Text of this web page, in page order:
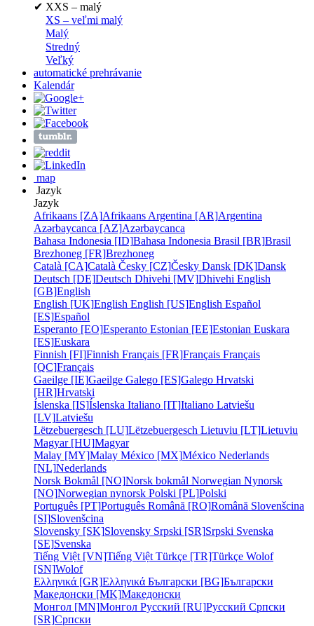
✔ XXS – malý
XS – veľmi malý
Malý
Stredný
Veľký
automatické prehrávanie
Kalendár
map
Jazyk
Jazyk
Afrikaans [ZA]Afrikaans Argentina [AR]Argentina
Azərbaycanca [AZ]Azərbaycanca
Bahasa Indonesia [ID]Bahasa Indonesia Brasil [BR]Brasil
Brezhoneg [FR]Brezhoneg
Català [CA]Català Česky [CZ]Česky Dansk [DK]Dansk
Deutsch [DE]Deutsch Dhivehi [MV]Dhivehi English
[GB]English
English [UK]English English [US]English Español
[ES]Español
Esperanto [EO]Esperanto Estonian [EE]Estonian Euskara
[ES]Euskara
Finnish [FI]Finnish Français [FR]Français Français
[QC]Français
Gaeilge [IE]Gaeilge Galego [ES]Galego Hrvatski
[HR]Hrvatski
Íslenska [IS]Íslenska Italiano [IT]Italiano Latviešu
[LV]Latviešu
Lëtzebuergesch [LU]Lëtzebuergesch Lietuviu [LT]Lietuviu
Magyar [HU]Magyar
Malay [MY]Malay México [MX]México Nederlands
[NL]Nederlands
Norsk Bokmål [NO]Norsk bokmål Norwegian Nynorsk
[NO]Norwegian nynorsk Polski [PL]Polski
Português [PT]Português Română [RO]Română Slovenšcina
[SI]Slovenšcina
Slovensky [SK]Slovensky Srpski [SR]Srpski Svenska
[SE]Svenska
Tiếng Việt [VN]Tiếng Việt Türkçe [TR]Türkçe Wolof
[SN]Wolof
Ελληνικά [GR]Ελληνικά Български [BG]Български
Македонски [MK]Македонски
Монгол [MN]Монгол Русский [RU]Русский Српски
[SR]Српски